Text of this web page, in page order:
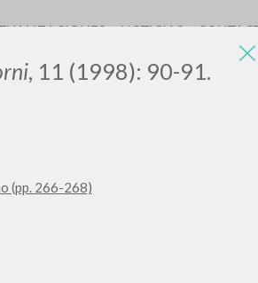
, 11 (1998): 90-91.
(pp. 266-268)
YNOTICIAS